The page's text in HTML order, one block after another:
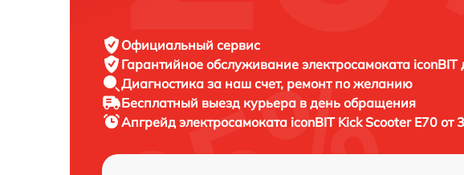
Официальный сервис
Гарантийное обслуживание электросамоката iconBIT
Диагностика за наш счет, ремонт по желанию
Бесплатный выезд курьера в день обращения
Апгрейд электросамоката iconBIT Kick Scooter E70 от